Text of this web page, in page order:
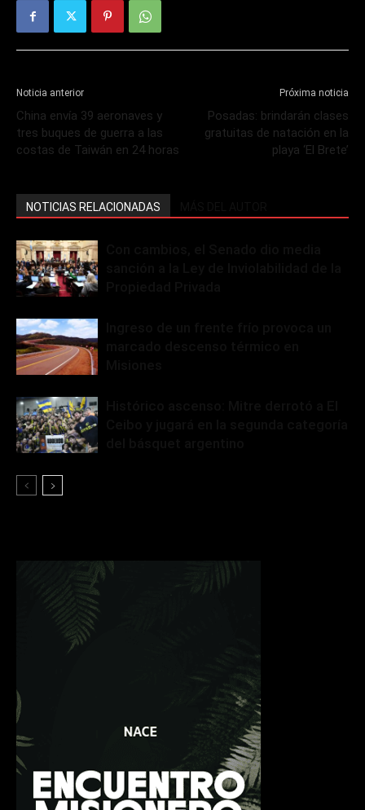
Noticia anterior
China envía 39 aeronaves y
tres buques de guerra a las
costas de Taiwán en 24 horas
Próxima noticia
Posadas: brindarán clases
gratuitas de natación en la
playa ‘El Brete’
NOTICIAS RELACIONADAS